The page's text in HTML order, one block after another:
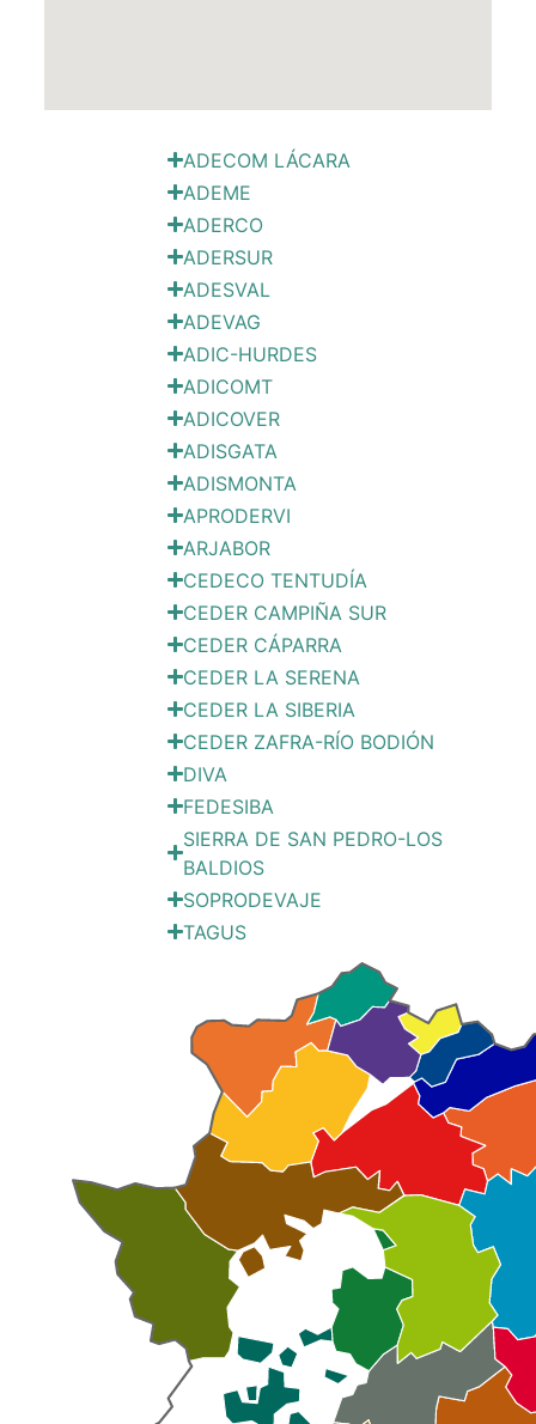
ADECOM LÁCARA
ADEME
ADERCO
ADERSUR
ADESVAL
ADEVAG
ADIC-HURDES
ADICOMT
ADICOVER
ADISGATA
ADISMONTA
APRODERVI
ARJABOR
CEDECO TENTUDÍA
CEDER CAMPIÑA SUR
CEDER CÁPARRA
CEDER LA SERENA
CEDER LA SIBERIA
CEDER ZAFRA-RÍO BODIÓN
DIVA
FEDESIBA
SIERRA DE SAN PEDRO-LOS
BALDIOS
SOPRODEVAJE
TAGUS